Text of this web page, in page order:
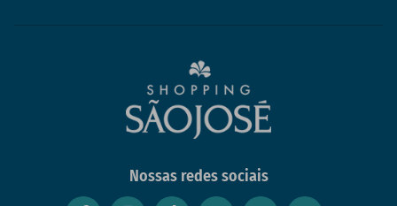
Nossas redes sociais